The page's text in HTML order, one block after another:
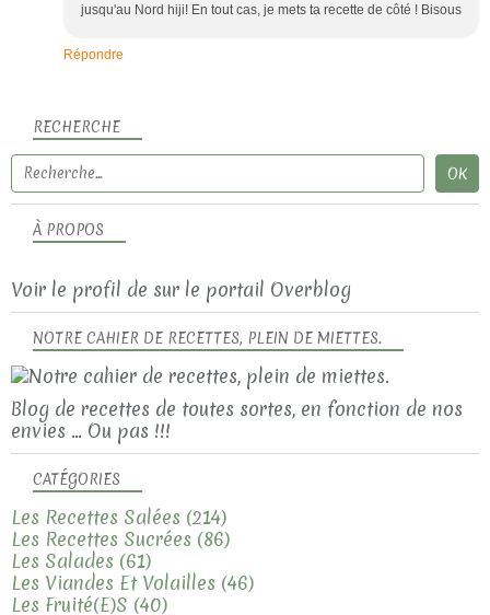
jusqu'au Nord hiji! En tout cas, je mets ta recette de côté ! Bisous
Répondre
RECHERCHE
NOTRE CAHIER DE RECETTES, PLEIN DE MIETTES.
Blog de recettes de toutes sortes, en fonction de nos
envies ... Ou pas !!!
À PROPOS
Voir le profil de sur le portail Overblog
CATÉGORIES
Les Recettes Salées (214)
Les Recettes Sucrées (86)
Les Salades (61)
Les Viandes Et Volailles (46)
Les Fruité(e)s (40)